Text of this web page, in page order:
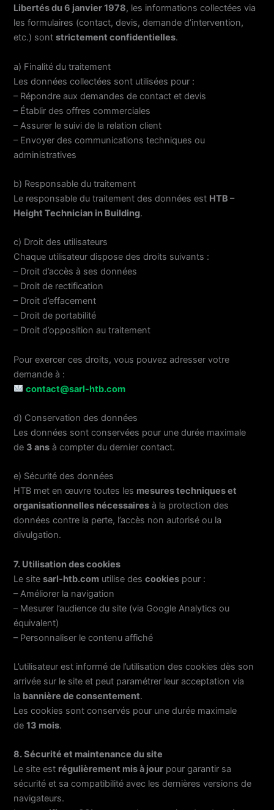
Libertés du 6 janvier 1978, les informations collectées via
les formulaires (contact, devis, demande d’intervention,
etc.) sont strictement confidentielles.
a) Finalité du traitement
Les données collectées sont utilisées pour :
– Répondre aux demandes de contact et devis
– Établir des offres commerciales
– Assurer le suivi de la relation client
– Envoyer des communications techniques ou
administratives
b) Responsable du traitement
Le responsable du traitement des données est HTB –
Height Technician in Building.
c) Droit des utilisateurs
Chaque utilisateur dispose des droits suivants :
– Droit d’accès à ses données
– Droit de rectification
– Droit d’effacement
– Droit de portabilité
– Droit d’opposition au traitement
Pour exercer ces droits, vous pouvez adresser votre
demande à :
contact@sarl-htb.com
d) Conservation des données
Les données sont conservées pour une durée maximale
de 3 ansà compter du dernier contact.
e) Sécurité des données
HTB met en œuvre toutes les mesures techniques et
organisationnelles nécessairesà la protection des
données contre la perte, l’accès non autorisé ou la
divulgation.
7. Utilisation des cookies
Le site sarl-htb.comutilise des cookiespour :
– Améliorer la navigation
– Mesurer l’audience du site (via Google Analytics ou
équivalent)
– Personnaliser le contenu affiché
L’utilisateur est informé de l’utilisation des cookies dès son
arrivée sur le site et peut paramétrer leur acceptation via
la bannière de consentement.
Les cookies sont conservés pour une durée maximale
de 13 mois.
8. Sécurité et maintenance du site
Le site est régulièrement mis à jourpour garantir sa
sécurité et sa compatibilité avec les dernières versions de
navigateurs.